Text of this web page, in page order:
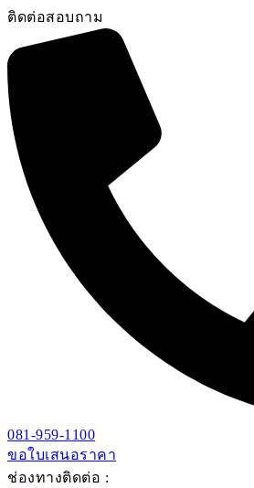
ติดต่อสอบถาม
081-959-1100
ขอใบเสนอราคา
ช่องทางติดต่อ :